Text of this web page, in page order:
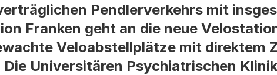
Pendlerverkehrs mit
Franken geht an die neue
Veloabstellplätze mit direktem
Universitären Psychiatrischen